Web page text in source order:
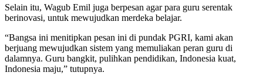
Selain itu, Wagub Emil juga berpesan agar para guru serentak
berinovasi, untuk mewujudkan merdeka belajar.
“Bangsa ini menitipkan pesan ini di pundak PGRI, kami akan
berjuang mewujudkan sistem yang memuliakan peran guru di
dalamnya. Guru bangkit, pulihkan pendidikan, Indonesia kuat,
Indonesia maju,” tutupnya.